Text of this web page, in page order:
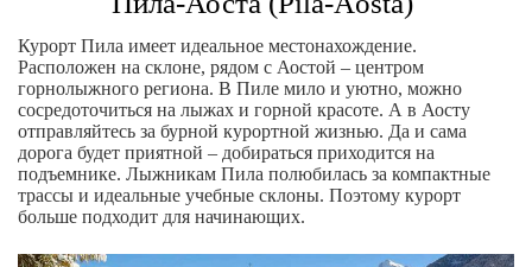
Курорт Пила имеет идеальное местонахождение.
Расположен на склоне, рядом с Аостой – центром
горнолыжного региона. В Пиле мило и уютно, можно
сосредоточиться на лыжах и горной красоте. А в Аосту
отправляйтесь за бурной курортной жизнью. Да и сама
дорога будет приятной – добираться приходится на
подъемнике. Лыжникам Пила полюбилась за компактные
трассы и идеальные учебные склоны. Поэтому курорт
больше подходит для начинающих.